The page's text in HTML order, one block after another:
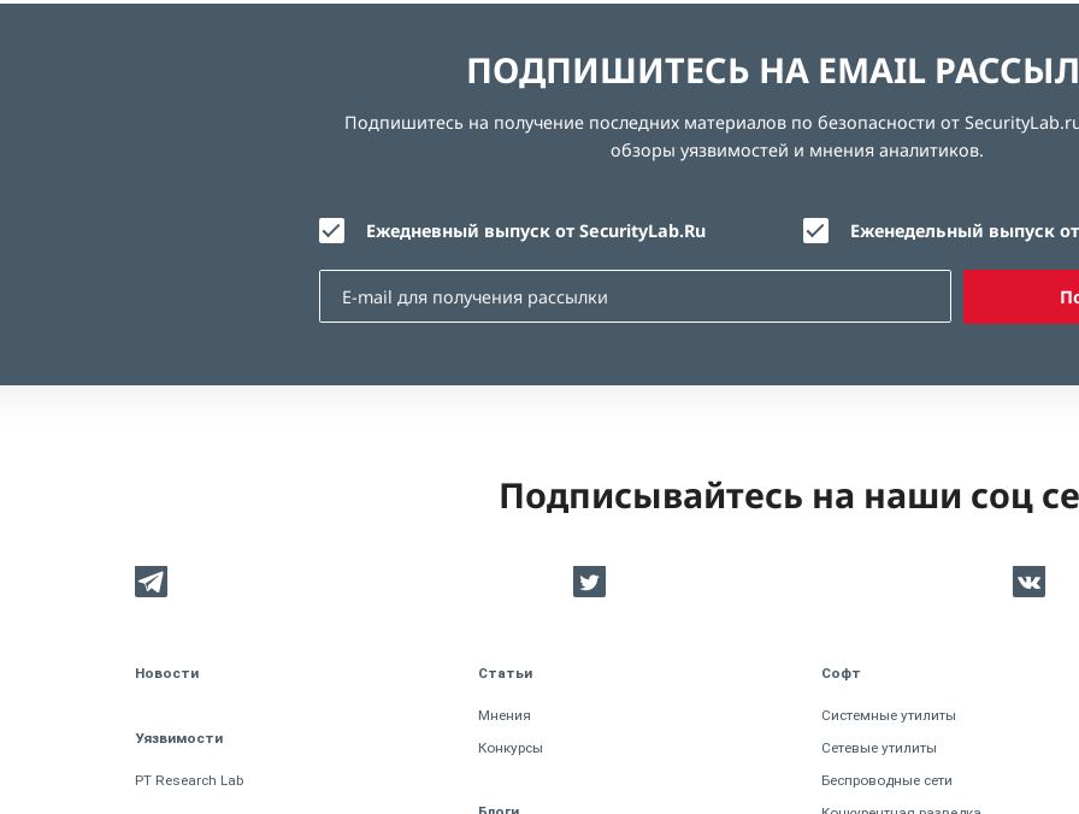
ПОДПИШИТЕСЬ НА EMAIL
Подпишитесь на получение последних материалов по безопасности от
обзоры уязвимостей и мнения аналитиков.
Ежедневный выпуск от SecurityLab.Ru Еженедельный выпуск
Подписывайтесь на наши соц
Новости
Уязвимости
PT Research Lab
Статьи
Мнения
Конкурсы
Софт
Системные утилиты
Сетевые утилиты
Беспроводные сети